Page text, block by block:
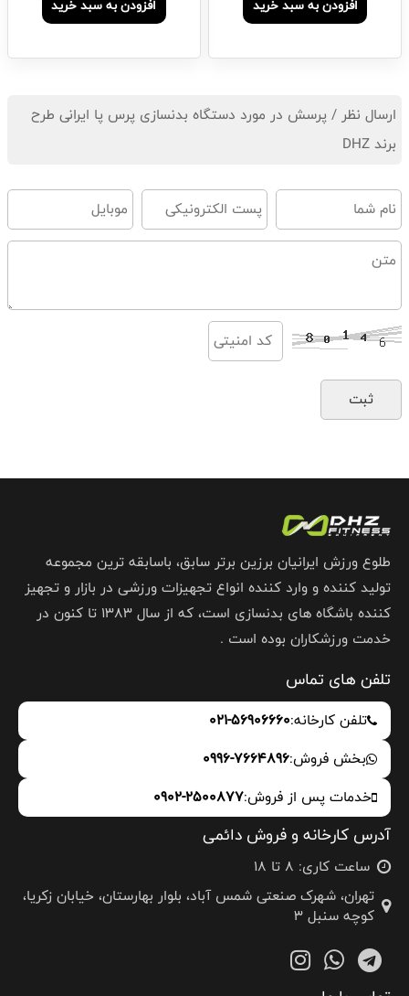
افزودن به سبد خرید افزودن به سبد خرید
ارسال نظر / پرسش در مورد دستگاه بدنسازی پرس پا ایرانی طرح
برند DHZ
طلوع ورزش ایرانیان برزین برتر سابق، باسابقه ترین مجموعه
تولید کننده و وارد کننده انواع تجهیزات ورزشی در بازار و تجهیز
کننده باشگاه های بدنسازی است، که از سال 1383 تا کنون در
خدمت ورزشکاران بوده است .
تلفن های تماس
تلفن کارخانه:021-56906660
بخش فروش:0996-7664896
خدمات پس از فروش:0902-2500877
آدرس کارخانه و فروش دائمی
ساعت کاری: 8 تا 18
تهران، شهرک صنعتی شمس آباد، بلوار بهارستان، خیابان زکریا،
کوچه سنبل 3